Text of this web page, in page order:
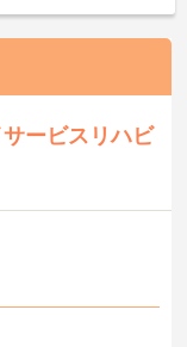
ービスリハビ